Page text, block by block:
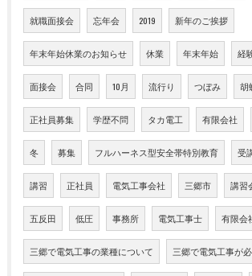
就職面接会 忘年会 2019 新年のご挨拶
年末年始休業のお知らせ 休業 年末年始 経
面接会 合同 10月 流行り つぼみ 胡
正社員募集 学歴不問 タカ電工 有限会社
冬 募集 フルハーネス型安全帯特別教育 受
講習 正社員 電気工事会社 三郷市 講習
五反田 低圧 事務所 電気工事士 有限会
三郷で電気工事の業種について 三郷で電気工事が